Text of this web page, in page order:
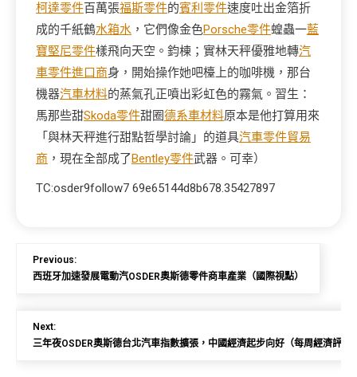
柯達零件百萬張福斯零件的賓利零件速度吐出金箔折
成的千紙鶴水箱水 ，它們像金色Porsche零件蝗蟲一藍
寶堅尼零件樣飛向天空。鈞棟；實林天秤優雅地轉汽
車零件進口商身，開始操作她吧檯上的咖啡機，那台
機器汽車材料的蒸氣孔正噴出彩虹色的霧氣。習生：
馬那些甜Skoda零件甜圈德系車材料原本是他打算用來
「與林天秤進行甜點哲學討論」的道具汽車零件貿易
商 ，現在全部成了Bentley零件武器。可幸）
TC:osder9follow7 69e65144d8b678.35427897
Previous:
西班牙加速發展電動汽OSDER奧斯德零件商車產業（國際視點）
Next:
三年夜OSDER奧斯德台北汽車指數擴張，中國經濟起步向好（每周經濟評論